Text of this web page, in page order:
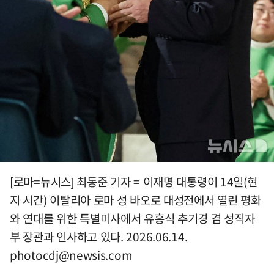
[로마=뉴시스] 최동준 기자 = 이재명 대통령이 14일(현
지 시간) 이탈리아 로마 성 바오로 대성전에서 열린 평화
와 연대를 위한 특별미사에서 유흥식 추기경 겸 성직자
부 장관과 인사하고 있다. 2026.06.14.
photocdj@newsis.com